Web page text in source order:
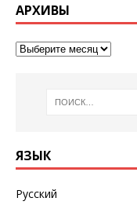
АРХИВЫ
ЯЗЫК
Русский